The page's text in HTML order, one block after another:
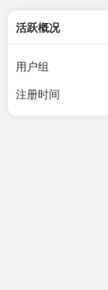
活跃概况
用户组
注册时间